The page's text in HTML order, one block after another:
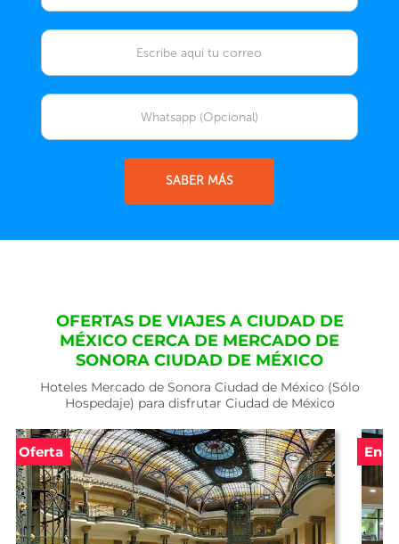
SABER MÁS
OFERTAS DE VIAJES A CIUDAD DE
MÉXICO CERCA DE MERCADO DE
SONORA CIUDAD DE MÉXICO
Hoteles Mercado de Sonora Ciudad de México (Sólo
Hospedaje) para disfrutar Ciudad de México
En Oferta